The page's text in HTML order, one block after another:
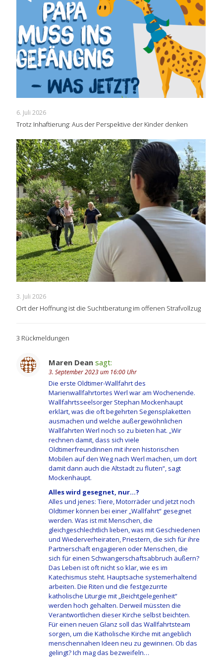
6. Juli 2026
Trotz Inhaftierung: Aus der Perspektive der Kinder denken
3. Juli 2026
Ort der Hoffnung ist die Suchtberatung im offenen Strafvollzug
3 Rückmeldungen
Maren Dean sagt:
3. September 2023 um 16:00 Uhr
Die erste Oldtimer-Wallfahrt des
Marienwallfahrtortes Werl war am Wochenende.
Wallfahrtsseelsorger Stephan Mockenhaupt
erklärt, was die oft begehrten Segensplaketten
ausmachen und welche außergewöhnlichen
Wallfahrten Werl noch so zu bieten hat. „Wir
rechnen damit, dass sich viele
OldtimerfreundInnen mit ihren historischen
Mobilen auf den Weg nach Werl machen, um dort
damit dann auch die Altstadt zu fluten“, sagt
Mockenhaupt.
Alles wird gesegnet, nur…?
Alles und jenes: Tiere, Motorräder und jetzt noch
Oldtimer können bei einer „Wallfahrt“ gesegnet
werden. Was ist mit Menschen, die
gleichgeschlechtlich lieben, was mit Geschiedenen
und Wiederverheiraten, Priestern, die sich für ihre
Partnerschaft engagieren oder Menschen, die
sich für einen Schwangerschaftsabbruch äußern?
Das Leben ist oft nicht so klar, wie es im
Katechismus steht. Hauptsache systemerhaltend
arbeiten. Die Riten und die festgezurrte
katholische Liturgie mit „Beichtgelegenheit“
werden hoch gehalten. Derweil müssten die
Verantwortlichen dieser Kirche selbst beichten.
Für einen neuen Glanz soll das Wallfahrtsteam
sorgen, um die Katholische Kirche mit angeblich
menschennahen Ideen neu zu gewinnen. Ob das
gelingt? Ich mag das bezweifeln…